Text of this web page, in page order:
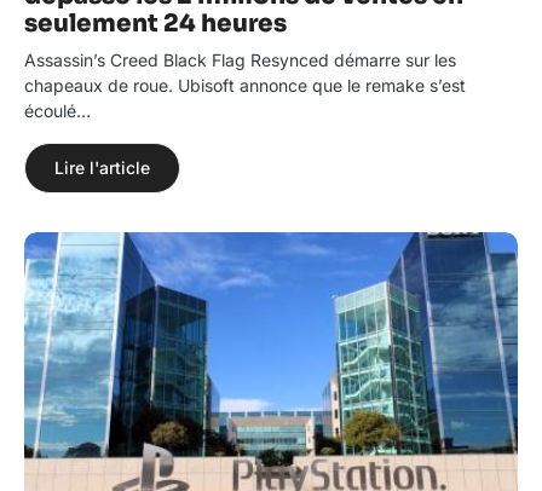
seulement 24 heures
Assassin’s Creed Black Flag Resynced démarre sur les
chapeaux de roue. Ubisoft annonce que le remake s’est
écoulé…
Lire l'article